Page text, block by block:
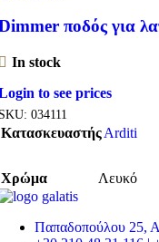
ποδός για
In stock
to see prices
034111
ΚατασκευαστήςArditi
Χρώμα Λευκό
Παπαδοπούλου 25,